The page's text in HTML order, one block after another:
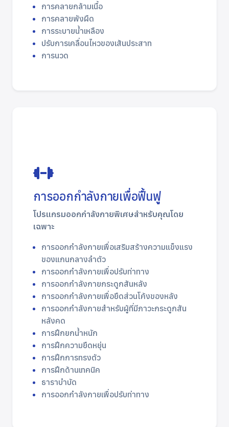
การคลายกล้ามเนื้อ
การคลายพังผืด
การระบายน้ำเหลือง
ปรับการเคลื่อนไหวของเส้นประสาท
การนวด
การออกกำลังกายเพื่อฟื้นฟู
โปรแกรมออกกำลังกายพิเศษสำหรับคุณโดย
เฉพาะ
การออกกำลังกายเพื่อเสริมสร้างความแข็งแรง
ของแกนกลางลำตัว
การออกกำลังกายเพื่อปรับท่าทาง
การออกกำลังกายกระดูกสันหลัง
การออกกำลังกายเพื่อยืดส่วนโค้งของหลัง
การออกกำลังกายสำหรับผู้ที่มีภาวะกระดูกสัน
หลังคด
การฝึกยกน้ำหนัก
การฝึกความยืดหยุ่น
การฝึกการทรงตัว
การฝึกด้านเทคนิค
ธาราบำบัด
การออกกำลังกายเพื่อปรับท่าทาง